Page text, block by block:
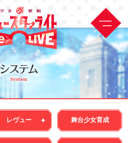
レヴュー 舞台少女育成